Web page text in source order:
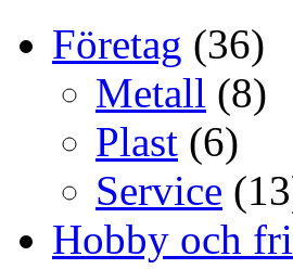
Företag (36)
Metall (8)
Plast (6)
Service
Hobby och